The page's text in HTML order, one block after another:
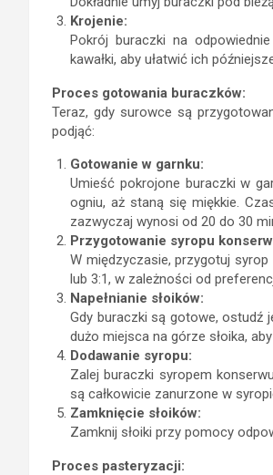
Krojenie:
Pokrój buraczki na
kawałki, aby ułatwić ich
Proces gotowania buraczków:
Teraz, gdy surowce są
podjąć:
Gotowanie w garnku:
Umieść pokrojone buraczki w
ogniu, aż staną się miękkie.
zazwyczaj wynosi od 20 do 30
Przygotowanie syropu
W międzyczasie, przygotuj
lub 3:1, w zależności od
Napełnianie słoików:
Gdy buraczki są gotowe, ostudź
dużo miejsca na górze słoika,
Dodawanie syropu:
Zalej buraczki syropem
są całkowicie zanurzone w
Zamknięcie słoików:
Zamknij słoiki przy pomocy
Proces pasteryzacji: